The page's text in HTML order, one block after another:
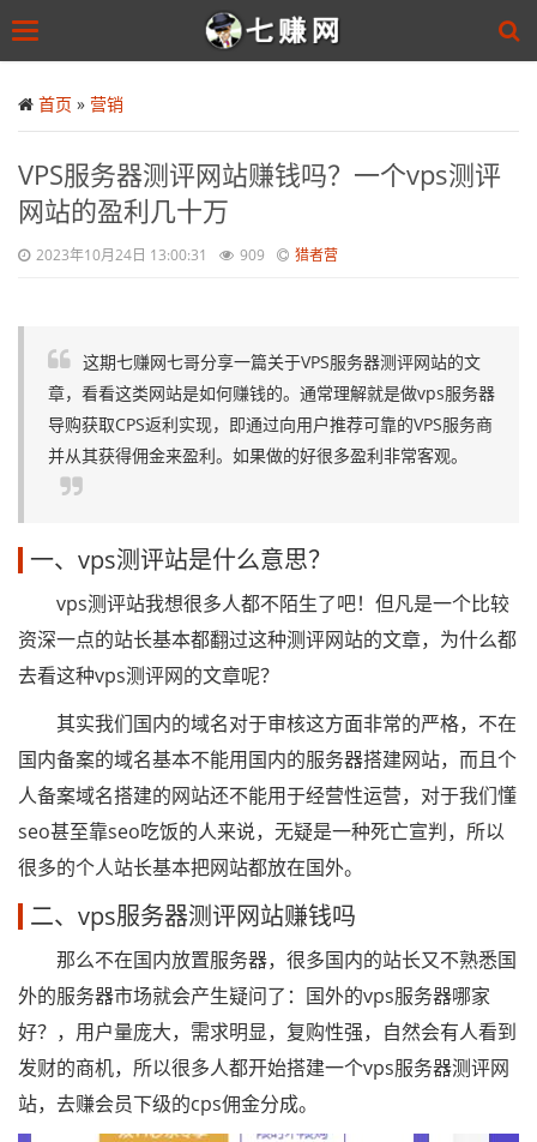
to
main
Toggle
首页 » 营销
VPS服务器测评网站赚钱吗？一个vps测评
网站的盈利几十万
2023年10月24日 13:00:31 909 猎者营
这期七赚网七哥分享一篇关于VPS服务器测评网站的文
章，看看这类网站是如何赚钱的。通常理解就是做vps服务器
导购获取CPS返利实现，即通过向用户推荐可靠的VPS服务商
并从其获得佣金来盈利。如果做的好很多盈利非常客观。
一、vps测评站是什么意思？
vps测评站我想很多人都不陌生了吧！但凡是一个比较
资深一点的站长基本都翻过这种测评网站的文章，为什么都
去看这种vps测评网的文章呢？
其实我们国内的域名对于审核这方面非常的严格，不在
国内备案的域名基本不能用国内的服务器搭建网站，而且个
人备案域名搭建的网站还不能用于经营性运营，对于我们懂
seo甚至靠seo吃饭的人来说，无疑是一种死亡宣判，所以
很多的个人站长基本把网站都放在国外。
二、vps服务器测评网站赚钱吗
那么不在国内放置服务器，很多国内的站长又不熟悉国
外的服务器市场就会产生疑问了：国外的vps服务器哪家
好？，用户量庞大，需求明显，复购性强，自然会有人看到
发财的商机，所以很多人都开始搭建一个vps服务器测评网
站，去赚会员下级的cps佣金分成。